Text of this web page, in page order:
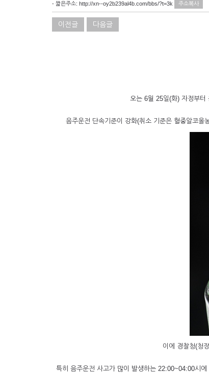
- 짧은주소: http://xn--oy2b239al4b.com/bbs/?t=3k 주소복사
이전글 다음글
오는 6월 25일(화) 자정부
음주운전 단속기준이 강화(취소 기준은 혈중알코
이에 경찰청(청
특히 음주운전 사고가 많이 발생하는 22:00~04:00시